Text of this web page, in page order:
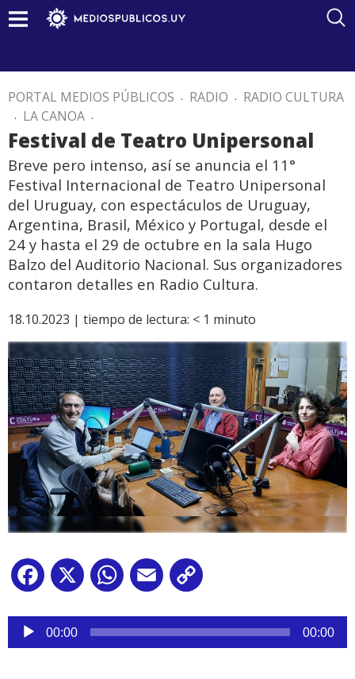
PORTAL MEDIOS PÚBLICOS . RADIO . RADIO CULTURA
. LA CANOA .
Festival de Teatro Unipersonal
Breve pero intenso, así se anuncia el 11°
Festival Internacional de Teatro Unipersonal
del Uruguay, con espectáculos de Uruguay,
Argentina, Brasil, México y Portugal, desde el
24 y hasta el 29 de octubre en la sala Hugo
Balzo del Auditorio Nacional. Sus organizadores
contaron detalles en Radio Cultura.
18.10.2023 | tiempo de lectura: < 1 minuto
Facebook
X WhatsApp
Email
Reproductor
audio
00:00 00:00